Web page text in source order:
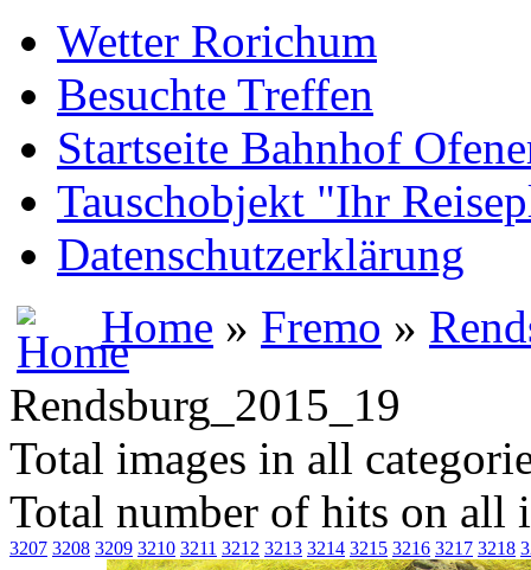
Wetter Rorichum
Besuchte Treffen
Startseite Bahnhof
Tauschobjekt "Ihr
Datenschutzerklärung
Home » Fremo »
Rendsburg_2015_19
Total images in all
Total number of hits on all
3207 3208 3209 3210 3211 3212 3213 3214 3215 3216 3217 3218